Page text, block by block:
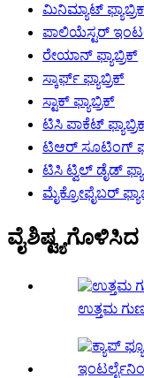
ಮಿನಿಮ್ಯಾಟ್
ಪಾಲಿಯೆಸ್ಟರ್
ರೇಯಾನ್ ಫ್ಯಾಬ್ರಿಕ್
ಸ್ಕಾರ್ಫ್ ಫ್ಯಾಬ್ರಿಕ್
ಸ್ಟಾಕ್ ಫ್ಯಾಬ್ರಿಕ್
ಟಿಸಿ ಪಾಕೆಟ್
ಟಿಆರ್ ಸೂಟಿಂಗ್
ಟಿಸಿ ಟ್ವಿಲ್ ಡೈಡ್
ಮೈಕ್ರೋಫೈಬರ್
ವೈಶಿಷ್ಟ್ಯಗೊಳಿಸಿದ
ಉತ್ತಮ